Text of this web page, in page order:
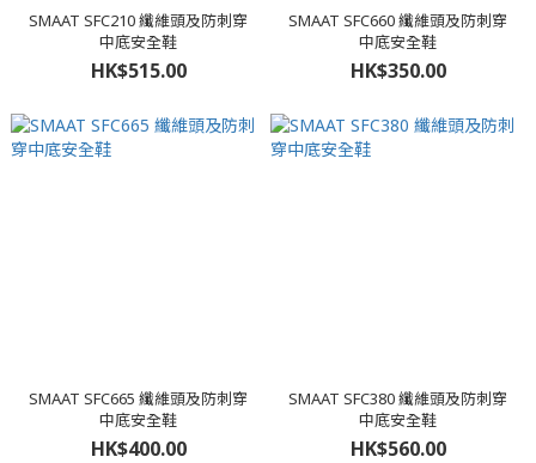
SMAAT SFC210 纖維頭及防刺穿
中底安全鞋
HK$515.00
SMAAT SFC660 纖維頭及防刺穿
中底安全鞋
HK$350.00
SMAAT SFC665 纖維頭及防刺穿
中底安全鞋
HK$400.00
SMAAT SFC380 纖維頭及防刺穿
中底安全鞋
HK$560.00